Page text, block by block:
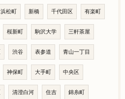
浜松町 新橋 千代田区 有楽町
桜新町 駒沢大学 三軒茶屋
渋谷 表参道 青山一丁目
神保町 大手町 中央区
清澄白河 住吉 錦糸町